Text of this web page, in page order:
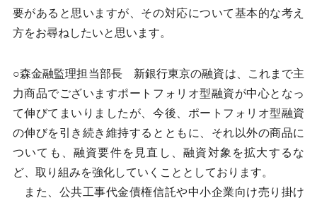
要があると思いますが、その対応について基本的な考え
方をお尋ねしたいと思います。
○森金融監理担当部長 新銀行東京の融資は、これまで主
力商品でございますポートフォリオ型融資が中心となっ
て伸びてまいりましたが、今後、ポートフォリオ型融資
の伸びを引き続き維持するとともに、それ以外の商品に
ついても、融資要件を見直し、融資対象を拡大するな
ど、取り組みを強化していくこととしております。
また、公共工事代金債権信託や中小企業向け売り掛け